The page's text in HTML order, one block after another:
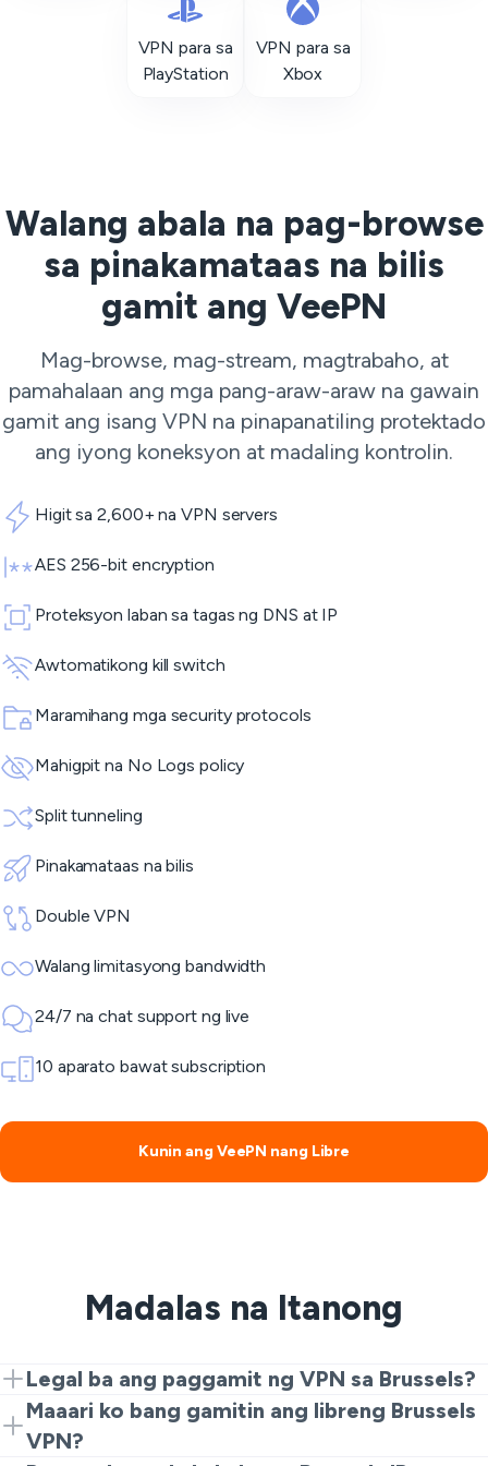
VPN para sa
PlayStation
VPN para sa
Xbox
Walang abala na pag-browse
sa pinakamataas na bilis
gamit ang VeePN
Mag-browse, mag-stream, magtrabaho, at
pamahalaan ang mga pang-araw-araw na gawain
gamit ang isang VPN na pinapanatiling protektado
ang iyong koneksyon at madaling kontrolin.
Higit sa 2,600+ na VPN servers
AES 256-bit encryption
Proteksyon laban sa tagas ng DNS at IP
Awtomatikong kill switch
Maramihang mga security protocols
Mahigpit na No Logs policy
Split tunneling
Pinakamataas na bilis
Double VPN
Walang limitasyong bandwidth
24/7 na chat support ng live
10 aparato bawat subscription
Kunin ang VeePN nang Libre
Madalas na Itanong
Legal ba ang paggamit ng VPN sa Brussels?
Ang paggamit ng VPN ay karaniwang pinapayagan sa
Brussels at Belgium para sa privacy at seguridad. Dapat
Maaari ko bang gamitin ang libreng Brussels
VPN?